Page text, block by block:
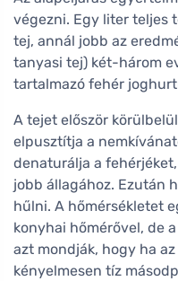
végezni. Egy liter teljes
tej, annál jobb az
tanyasi tej) két-három
tartalmazó fehér
A tejet először
elpusztítja a
denaturálja a
jobb állagához. Ezután
hűlni. A hőmérsékletet
konyhai hőmérővel, de
azt mondják, hogy ha
kényelmesen tíz